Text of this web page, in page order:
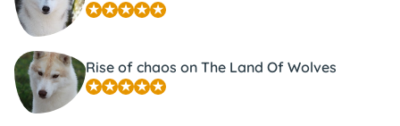
Rise of chaos on The Land Of Wolves